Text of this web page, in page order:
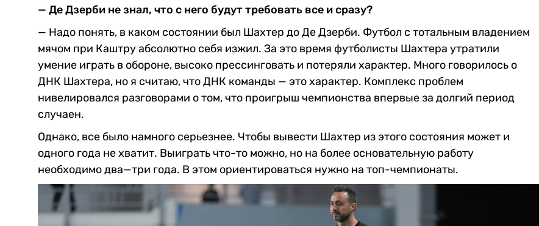
— Де Дзерби не знал, что с него будут требовать все и сразу?
— Надо понять, в каком состоянии был Шахтер до Де Дзерби. Футбол с тотальным владением
мячом при Каштру абсолютно себя изжил. За это время футболисты Шахтера утратили
умение играть в обороне, высоко прессинговать и потеряли характер. Много говорилось о
ДНК Шахтера, но я считаю, что ДНК команды — это характер. Комплекс проблем
нивелировался разговорами о том, что проигрыш чемпионства впервые за долгий период
случаен.
Однако, все было намного серьезнее. Чтобы вывести Шахтер из этого состояния может и
одного года не хватит. Выиграть что-то можно, но на более основательную работу
необходимо два—три года. В этом ориентироваться нужно на топ-чемпионаты.